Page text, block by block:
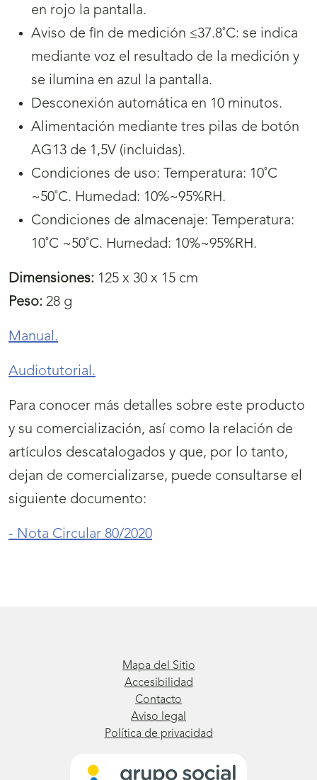
en rojo la pantalla.
Aviso de fin de medición ≤37.8˚C: se indica
mediante voz el resultado de la medición y
se ilumina en azul la pantalla.
Desconexión automática en 10 minutos.
Alimentación mediante tres pilas de botón
AG13 de 1,5V (incluidas).
Condiciones de uso: Temperatura: 10˚C
~50˚C. Humedad: 10%~95%RH.
Condiciones de almacenaje: Temperatura:
10˚C ~50˚C. Humedad: 10%~95%RH.
Dimensiones: 125 x 30 x 15 cm
Peso: 28 g
Manual.
Audiotutorial.
Para conocer más detalles sobre este producto
y su comercialización, así como la relación de
artículos descatalogados y que, por lo tanto,
dejan de comercializarse, puede consultarse el
siguiente documento:
- Nota Circular 80/2020
Mapa del Sitio
Accesibilidad
Contacto
Aviso legal
Política de privacidad